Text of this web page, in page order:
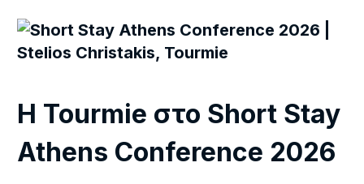
Η Tourmie στο Short Stay
Athens Conference 2026